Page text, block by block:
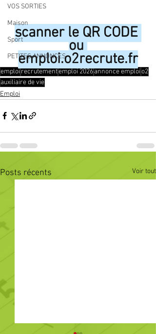
VOS SORTIES
Maison
Sport
PETITES ANNONCES
scanner le QR CODE
ou
emploi.o2recrute.fr
emploi recrutementemploi 2026annonce emploio2
auxiliaire de vie
Emploi
Posts récents Voir tout